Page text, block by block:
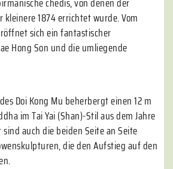
1874 errichtet wurde. Vom
sich ein fantastischer
Hong Son und die umliegende
Doi Kong Mu beherbergt einen 12 m
im Tai Yai (Shan)-Stil aus dem Jahre
auch die beiden Seite an Seite
die den Aufstieg auf den